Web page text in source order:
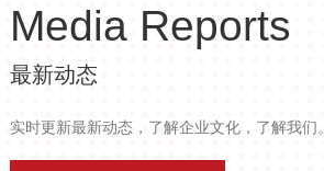
Media Reports
最新动态
实时更新最新动态，了解企业文化，了解我们。